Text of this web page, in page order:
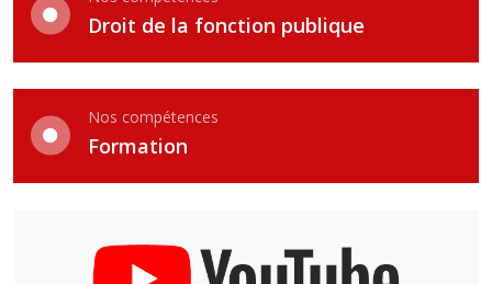
Droit de la fonction publique
Nos compétences
Formation